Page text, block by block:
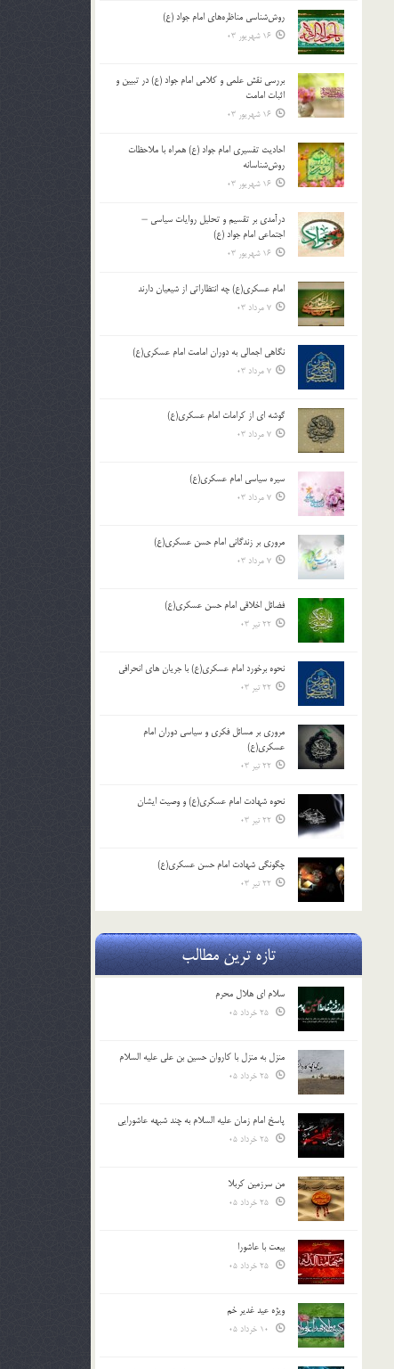
روش‌شناسی مناظره‌های امام جواد (ع)
16 شهریور 03
بررسی نقش علمی و کلامی امام جواد (ع) در تبیین و
اثبات امامت
16 شهریور 03
احادیث تفسیری امام جواد (ع) همراه با ملاحظات
روش‌شناسانه
16 شهریور 03
درآمدی بر تقسیم و تحلیل روایات سیاسی –
اجتماعی امام جواد (ع)
16 شهریور 03
امام عسکری(ع) چه انتظاراتی از شیعیان دارند
7 مرداد 03
نگاهی اجمالی به دوران امامت امام عسکری(ع)
7 مرداد 03
گوشه ای از کرامات امام عسکری(ع)
7 مرداد 03
سیره سیاسی امام عسکری(ع)
7 مرداد 03
مروری بر زندگانی امام حسن عسکری(ع)
7 مرداد 03
فضائل اخلاقی امام حسن عسکری(ع)
22 تیر 03
نحوه برخورد امام عسکری(ع) با جریان های انحرافی
22 تیر 03
مروری بر مسائل فکری و سیاسی دوران امام
عسکری(ع)
22 تیر 03
نحوه شهادت امام عسکری(ع) و وصیت ایشان
22 تیر 03
چگونگی شهادت امام حسن عسکری(ع)
22 تیر 03
تازه ترین مطالب
سلام ای هلال محرم
منزل به منزل با کاروان حسین بن علی علیه السلام
پاسخ امام زمان علیه السلام به چند شبهه عاشورایی
من سرزمین کربلا
بیعت با عاشورا
ویژه عید غدیر خم